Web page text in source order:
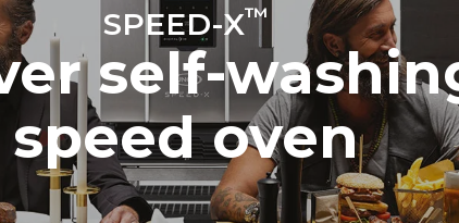
SPEED-X™
self-
speed oven